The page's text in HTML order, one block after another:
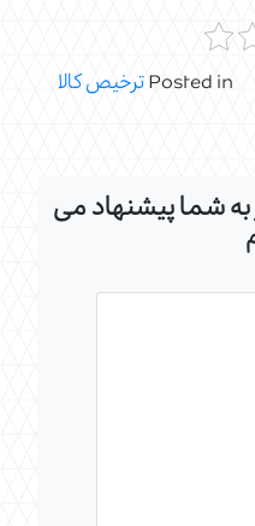
Posted inترخیص کالا
به شما پیشنهاد می